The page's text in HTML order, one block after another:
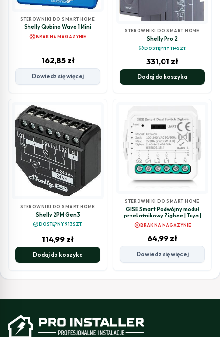
STEROWNIKI DO SMART HOME
Shelly Qubino Wave 1 Mini
cancelBRAK NA MAGAZYNIE
162,85 zł
Dowiedz się więcej
STEROWNIKI DO SMART HOME
Shelly Pro 2
check_circleDOSTĘPNY 114SZT.
331,01 zł
Dodaj do koszyka
STEROWNIKI DO SMART HOME
Shelly 2PM Gen3
check_circleDOSTĘPNY 913SZT.
114,99 zł
Dodaj do koszyka
STEROWNIKI DO SMART HOME
GISE Smart Podwójny moduł
przekaźnikowy Zigbee | Tuya |
cancelBRAK NA MAGAZYNIE
64,99 zł
Dowiedz się więcej